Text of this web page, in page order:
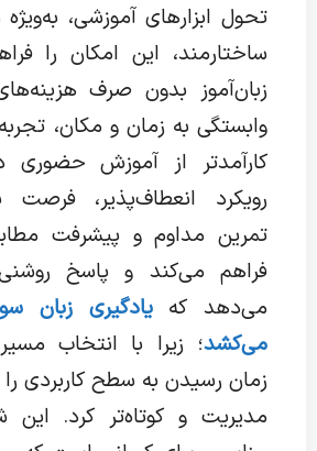
تحول ابزارهای آموزشی،
ساختارمند، این امکان را
زبان‌آموز بدون صرف
وابستگی به زمان و مکان،
کارآمدتر از آموزش حضوری
رویکرد انعطاف‌پذیر، فرصت
تمرین مداوم و پیشرفت
فراهم می‌کند و پاسخ
می‌دهد که یادگیری زبان
می‌کشد؛ زیرا با انتخاب
زمان رسیدن به سطح کاربردی را
مدیریت و کوتاه‌تر کرد. این